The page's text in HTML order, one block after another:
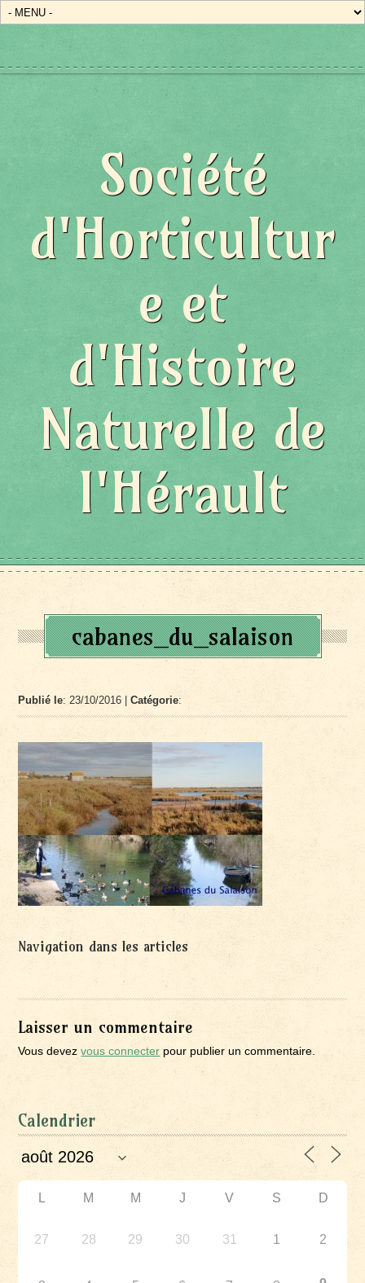
Société
d'Horticultur
e et
d'Histoire
Naturelle de
l'Hérault
cabanes_du_salaison
Publié le: 23/10/2016 |Catégorie:
Navigation dans les articles
Laisser un commentaire
Vous devezvous connecter pour publier un commentaire.
Calendrier
L M M J V S D
27 28 29 30 31 1 2